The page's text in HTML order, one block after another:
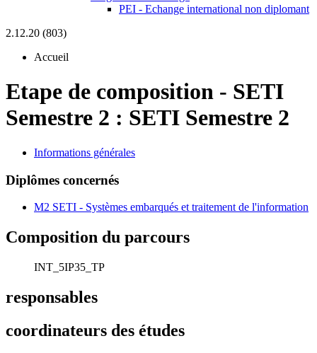
PEI - Echange international non diplomant
2.12.20 (803)
Accueil
Etape de composition - SETI
Semestre 2 : SETI Semestre 2
Informations générales
Diplômes concernés
M2 SETI - Systèmes embarqués et traitement de l'information
Composition du parcours
INT_5IP35_TP
responsables
coordinateurs des études